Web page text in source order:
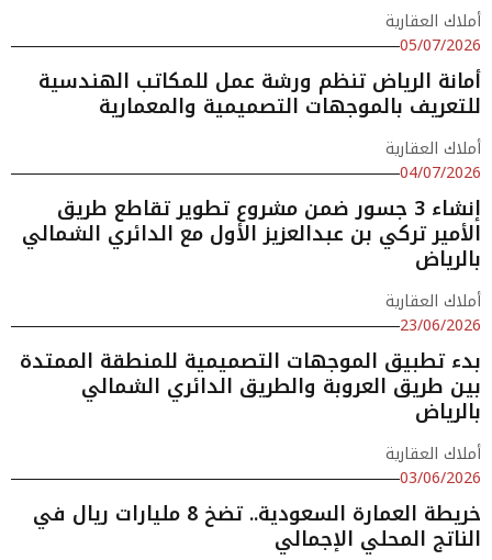
أملاك العقارية
05/07/2026
أمانة الرياض تنظم ورشة عمل للمكاتب الهندسية
للتعريف بالموجهات التصميمية والمعمارية
أملاك العقارية
04/07/2026
إنشاء 3 جسور ضمن مشروع تطوير تقاطع طريق
الأمير تركي بن عبدالعزيز الأول مع الدائري الشمالي
بالرياض
أملاك العقارية
23/06/2026
بدء تطبيق الموجهات التصميمية للمنطقة الممتدة
بين طريق العروبة والطريق الدائري الشمالي
بالرياض
أملاك العقارية
03/06/2026
خريطة العمارة السعودية.. تضخ 8 مليارات ريال في
الناتج المحلي الإجمالي